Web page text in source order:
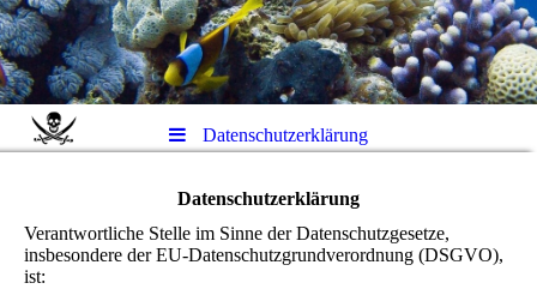
Datenschutzerklärung
Datenschutzerklärung
Verantwortliche Stelle im Sinne der Datenschutzgesetze,
insbesondere der EU-Datenschutzgrundverordnung (DSGVO),
ist: